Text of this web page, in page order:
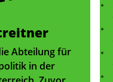
Abteilung für
in der